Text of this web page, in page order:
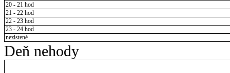
20 - 21 hod
21 - 22 hod
22 - 23 hod
23 - 24 hod
nezistené
Deň nehody